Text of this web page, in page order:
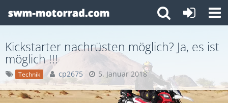
Kickstarter nachrüsten möglich? Ja, es ist
möglich !!!
Technik cp2675 5. Januar 2018